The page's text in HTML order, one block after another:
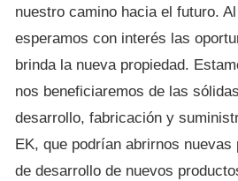
nuestro camino hacia el futuro.
esperamos con interés las
brinda la nueva propiedad.
nos beneficiaremos de las
desarrollo, fabricación y
EK, que podrían abrirnos nuevas
de desarrollo de nuevos